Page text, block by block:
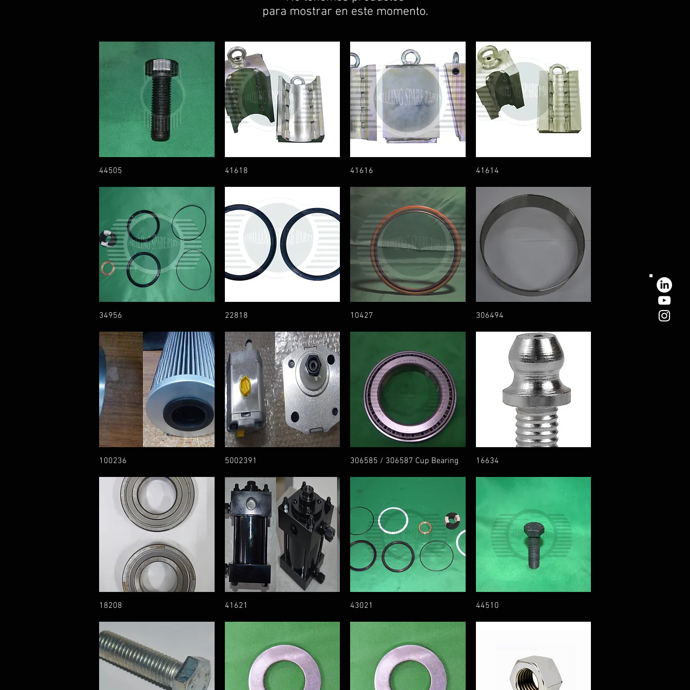
para mostrar en este momento.
44505 41618 41616 41614
34956 22818 10427 306494
100236 5002391 306585 / 306587 Cup Bearing 16634
18208 41621 43021 44510